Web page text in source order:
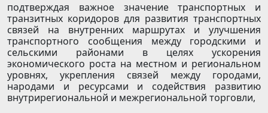
подтверждая важное значение транспортных и
транзитных коридоров для развития транспортных
связей на внутренних маршрутах и улучшения
транспортного сообщения между городскими и
сельскими районами в целях ускорения
экономического роста на местном и региональном
уровнях, укрепления связей между городами,
народами и ресурсами и содействия развитию
внутрирегиональной и межрегиональной торговли,